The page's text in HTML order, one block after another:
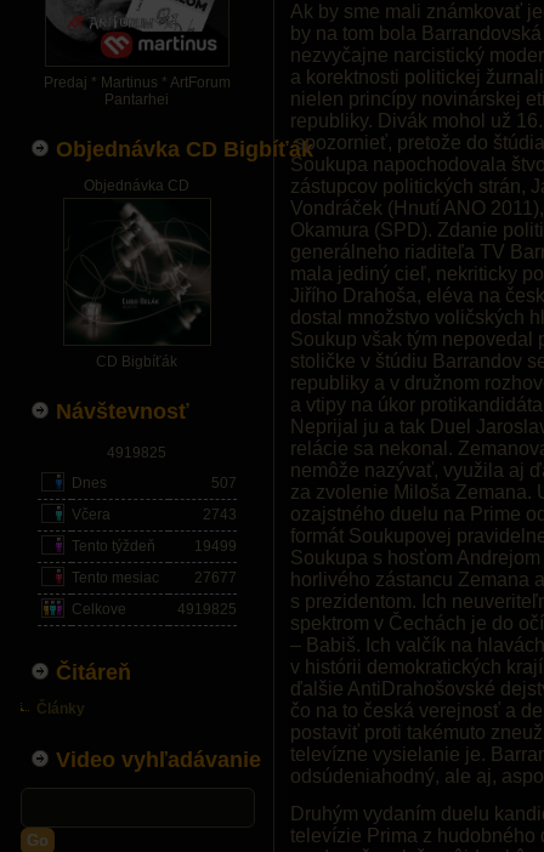
Predaj * Martinus * ArtForum
Pantarhei
Objednávka CD Bigbíťák
Objednávka CD
CD Bigbíťák
Návštevnosť
4919825
Dnes
507
Včera
2743
Tento týždeň
19499
Tento mesiac
27677
Celkove
4919825
Čitáreň
Články
Video vyhľadávanie
Go
Ak by sme mali známkovať
by na tom bola
nezvyčajne narcistický
a korektnosti politickej
nielen princípy novinárskej
republiky. Divák mohol už
spozornieť, pretože do
Soukupa napochodovala
zástupcov politických strán,
Vondráček (Hnutí ANO
Okamura (SPD). Zdanie
generálneho riaditeľa TV
mala jediný cieľ, nekriticky
Jiřího Drahoša, eléva na
dostal množstvo voličských
Soukup však tým nepovedal
stoličke v štúdiu Barrandov
republiky a v družnom
a vtipy na úkor
Neprijal ju a tak Duel
relácie sa nekonal.
nemôže nazývať, využila aj
za zvolenie Miloša Zemana.
ozajstného duelu na Prime
formát Soukupovej
Soukupa s hosťom
horlivého zástancu Zemana
s prezidentom. Ich
spektrom v Čechách je do
– Babiš. Ich valčík na
v histórii demokratických
ďalšie AntiDrahošovské
čo na to česká verejnosť a
postaviť proti takémuto
televízne vysielanie je.
odsúdeniahodný, ale aj,
Druhým vydaním duelu
televízie Prima z hudobného